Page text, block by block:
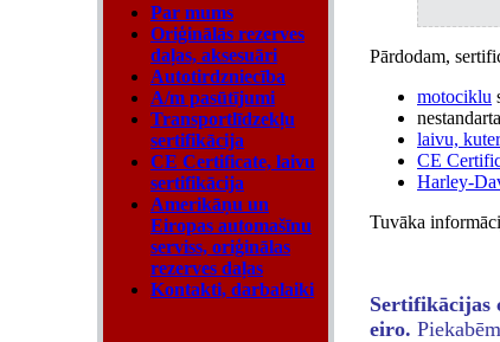
Par mums
Oriģinālās rezerves
daļas, aksesuāri
Autotirdzniecība
A/m pasūtījumi
Transportlīdzekļu
sertifikācija
CE Certificate, laivu
sertifikācija
Amerikāņu un
Eiropas automašīnu
serviss, oriģinālas
rezerves daļas
Kontakti, darbalaiki
Pārdodam,
motociklu
laivu,
CE
Harley-
Tuvāka
Sertifikācijas
eiro.